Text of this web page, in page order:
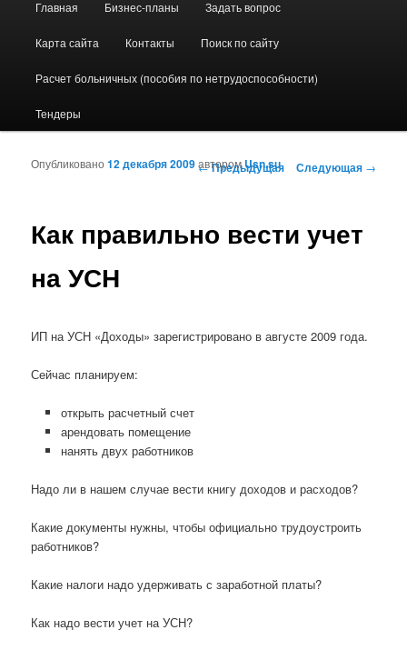
Перейти к основному содержимому
Перейти к дополнительному содержимому
Главная Бизнес-планы Задать вопрос
Карта сайта Контакты Поиск по сайту
Расчет больничных (пособия по нетрудоспособности)
Тендеры
Навигация по записям
←Предыдущая Следующая →
Как правильно вести учет
на УСН
Опубликовано12 декабря 2009авторомUsn.su
ИП на УСН «Доходы» зарегистрировано в августе 2009 года.
Сейчас планируем:
открыть расчетный счет
арендовать помещение
нанять двух работников
Надо ли в нашем случае вести книгу доходов и расходов?
Какие документы нужны, чтобы официально трудоустроить
работников?
Какие налоги надо удерживать с заработной платы?
Как надо вести учет на УСН?